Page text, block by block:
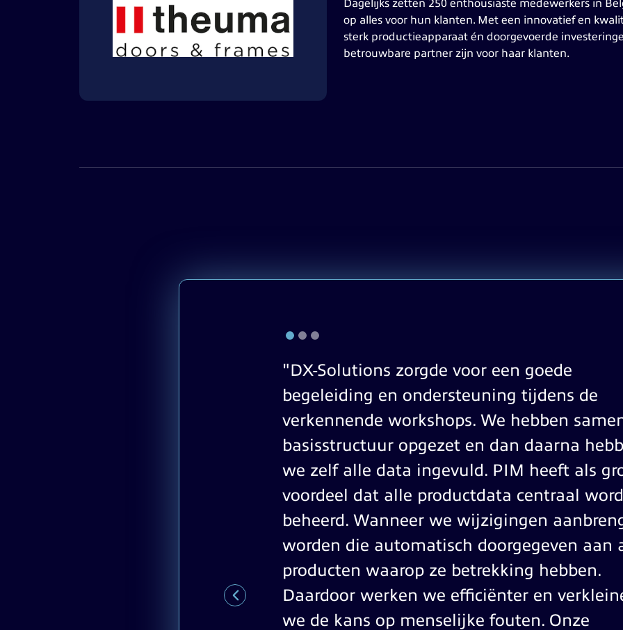
Dagelijks zetten 250 enthousiaste medewerkers in
op alles voor hun klanten. Met een innovatief en
sterk productieapparaat én doorgevoerde
betrouwbare partner zijn voor haar klanten.
"DX-Solutions zorgde voor een goede
begeleiding en ondersteuning tijdens de
verkennende workshops. We hebben
basisstructuur opgezet en dan daarna
we zelf alle data ingevuld. PIM heeft als
voordeel dat alle productdata centraal
beheerd. Wanneer we wijzigingen
worden die automatisch doorgegeven aan
producten waarop ze betrekking hebben.
Daardoor werken we efficiënter en
we de kans op menselijke fouten. Onze